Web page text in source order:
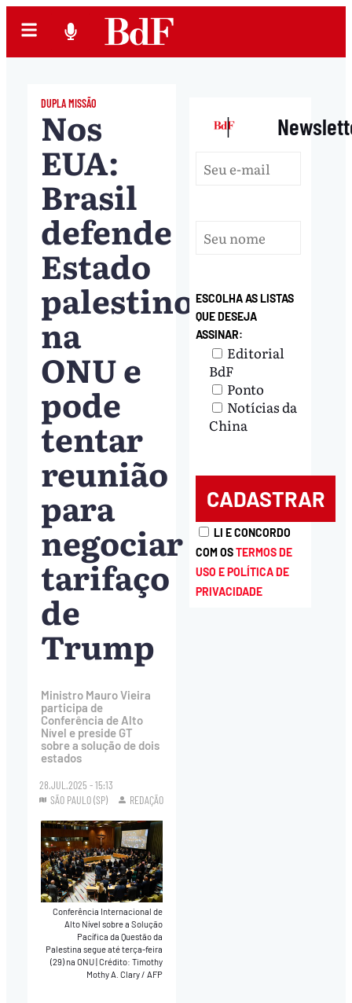
DUPLA MISSÃO
Nos
EUA:
Brasil
defende
Estado
palestino
na
ONU e
pode
tentar
reunião
para
negociar
tarifaço
de
Trump
Ministro Mauro Vieira
participa de
Conferência de Alto
Nível e preside GT
sobre a solução de dois
estados
28.JUL.2025 - 15:13
SÃO PAULO (SP)
REDAÇÃO
Conferência Internacional de
Alto Nível sobre a Solução
Pacífica da Questão da
Palestina segue até terça-feira
(29) na ONU|Crédito: Timothy
Mothy A. Clary / AFP
|
ESCOLHA AS LISTAS
QUE DESEJA
ASSINAR:
Editorial
BdF
Ponto
Notícias da
China
LI E CONCORDO
COM OSTERMOS DE
USO E POLÍTICA DE
PRIVACIDADE